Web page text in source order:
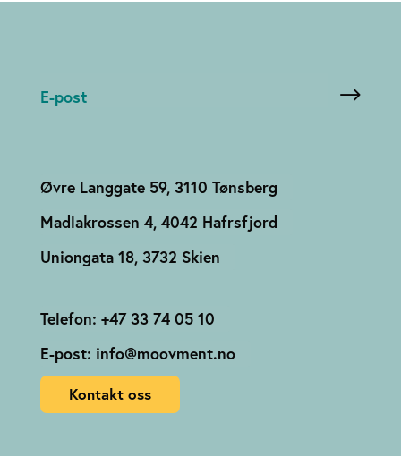
Øvre Langgate 59, 3110 Tønsberg
Madlakrossen 4, 4042 Hafrsfjord
Uniongata 18, 3732 Skien
Telefon: +47 33 74 05 10
E-post: info@moovment.no
Kontakt oss